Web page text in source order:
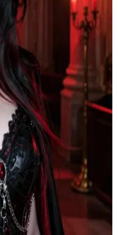
로는 '야에부'인 당
에서만 느껴지는 기
의 호기심은 점차 뒤
녀를 예측할 수 없
적으로 남겨둘지 결